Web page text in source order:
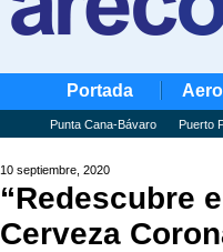
Portada
Punta Cana-Bávaro Puerto
10 septiembre, 2020
“Redescubre
Cerveza